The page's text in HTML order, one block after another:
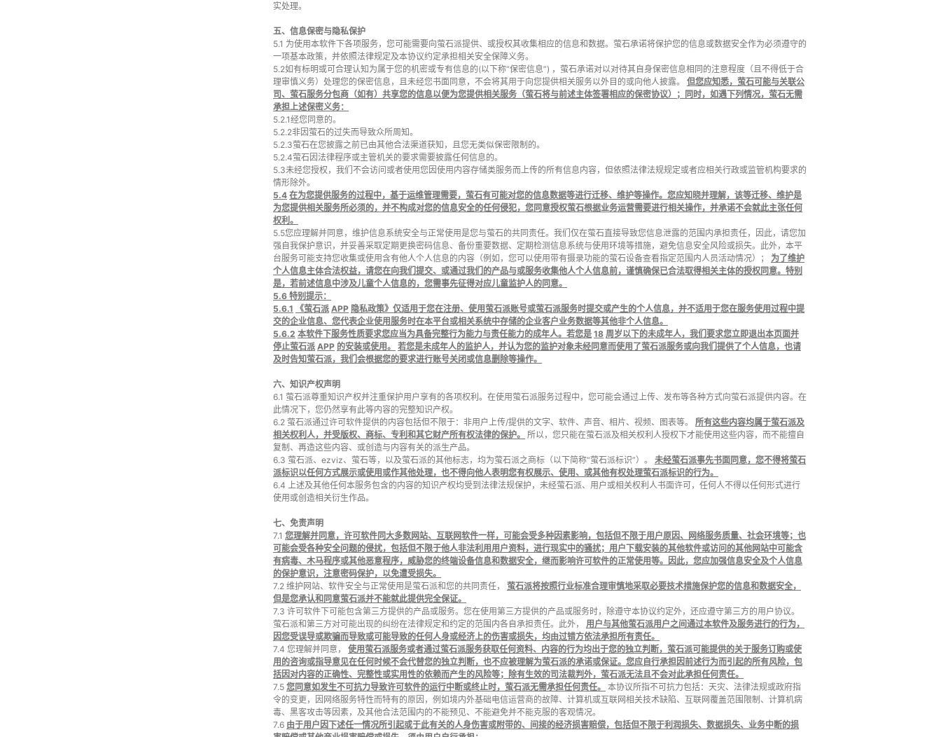
实处理。
五、信息保密与隐私保护
5.1 为使用本软件下各项服务，您可能需要向萤石派提供、或授权其收集相应的信息和数据。萤石承诺将保护您的信息或数据安全作为必须遵守的
一项基本政策，并依照法律规定及本协议约定承担相关安全保障义务。
5.2如有标明或可合理认知为属于您的机密或专有信息的(以下称“保密信息”) ，萤石承诺对以对待其自身保密信息相同的注意程度（且不得低于合
理审慎义务）处理您的保密信息，且未经您书面同意，不会将其用于向您提供相关服务以外目的或向他人披露。 但您应知悉，萤石可能与关联公
司、萤石服务分包商（如有）共享您的信息以便为您提供相关服务（萤石将与前述主体签署相应的保密协议）；同时，如遇下列情况，萤石无需
承担上述保密义务：
5.2.1经您同意的。
5.2.2非因萤石的过失而导致众所周知。
5.2.3萤石在您披露之前已由其他合法渠道获知，且您无类似保密限制的。
5.2.4萤石因法律程序或主管机关的要求需要披露任何信息的。
5.3未经您授权，我们不会访问或者使用您因使用内容存储类服务而上传的所有信息内容，但依照法律法规规定或者应相关行政或监管机构要求的
情形除外。
5.4 在为您提供服务的过程中，基于运维管理需要，萤石有可能对您的信息数据等进行迁移、维护等操作。您应知晓并理解，该等迁移、维护是
为您提供相关服务所必须的，并不构成对您的信息安全的任何侵犯，您同意授权萤石根据业务运营需要进行相关操作，并承诺不会就此主张任何
权利。
5.5您应理解并同意，维护信息系统安全与正常使用是您与萤石的共同责任。我们仅在萤石直接导致您信息泄露的范围内承担责任，因此，请您加
强自我保护意识，并妥善采取定期更换密码信息、备份重要数据、定期检测信息系统与使用环境等措施，避免信息安全风险或损失。此外，本平
台服务可能支持您收集或使用含有他人个人信息的内容（例如，您可以使用带有摄录功能的萤石设备查看指定范围内人员活动情况）； 为了维护
个人信息主体合法权益，请您在向我们提交、或通过我们的产品与或服务收集他人个人信息前，谨慎确保已合法取得相关主体的授权同意。特别
是，若前述信息中涉及儿童个人信息的，您需事先征得对应儿童监护人的同意。
5.6 特别提示：
5.6.1
《萤石派 APP 隐私政策》仅适用于您在注册、使用萤石派账号或萤石派服务时提交或产生的个人信息，并不适用于您在服务使用过程中提
交的企业信息、您代表企业使用服务时在本平台或相关系统中存储的企业客户业务数据等其他非个人信息。
5.6.2 本软件下服务性质要求您应当为具备完整行为能力与责任能力的成年人。若您是 18 周岁以下的未成年人，我们要求您立即退出本页面并
停止萤石派 APP 的安装或使用。
若您是未成年人的监护人，并认为您的监护对象未经同意而使用了萤石派服务或向我们提供了个人信息，也请
及时告知萤石派，我们会根据您的要求进行账号关闭或信息删除等操作。
六、知识产权声明
6.1 萤石派尊重知识产权并注重保护用户享有的各项权利。在使用萤石派服务过程中，您可能会通过上传、发布等各种方式向萤石派提供内容。在
此情况下，您仍然享有此等内容的完整知识产权。
6.2 萤石派通过许可软件提供的内容包括但不限于：非用户上传/提供的文字、软件、声音、相片、视频、图表等。 所有这些内容均属于萤石派及
相关权利人，并受版权、商标、专利和其它财产所有权法律的保护。
所以，您只能在萤石派及相关权利人授权下才能使用这些内容，而不能擅自
复制、再造这些内容、或创造与内容有关的派生产品。
6.3 萤石派、ezviz、萤石等，以及萤石派的其他标志，均为萤石派之商标（以下简称“萤石派标识”）。 未经萤石派事先书面同意，您不得将萤石
派标识以任何方式展示或使用或作其他处理，也不得向他人表明您有权展示、使用、或其他有权处理萤石派标识的行为。
6.4 上述及其他任何本服务包含的内容的知识产权均受到法律法规保护，未经萤石派、用户或相关权利人书面许可，任何人不得以任何形式进行
使用或创造相关衍生作品。
七、免责声明
7.1 您理解并同意，许可软件同大多数网站、互联网软件一样，可能会受多种因素影响，包括但不限于用户原因、网络服务质量、社会环境等；也
可能会受各种安全问题的侵扰，包括但不限于他人非法利用用户资料，进行现实中的骚扰；用户下载安装的其他软件或访问的其他网站中可能含
有病毒、木马程序或其他恶意程序，威胁您的终端设备信息和数据安全，继而影响许可软件的正常使用等。因此，您应加强信息安全及个人信息
的保护意识，注意密码保护，以免遭受损失。
7.2 维护网站、软件安全与正常使用是萤石派和您的共同责任， 萤石派将按照行业标准合理审慎地采取必要技术措施保护您的信息和数据安全，
但是您承认和同意萤石派并不能就此提供完全保证。
7.3 许可软件下可能包含第三方提供的产品或服务。您在使用第三方提供的产品或服务时，除遵守本协议约定外，还应遵守第三方的用户协议。
萤石派和第三方对可能出现的纠纷在法律规定和约定的范围内各自承担责任。此外， 用户与其他萤石派用户之间通过本软件及服务进行的行为，
因您受误导或欺骗而导致或可能导致的任何人身或经济上的伤害或损失，均由过错方依法承担所有责任。
7.4 您理解并同意， 使用萤石派服务或者通过萤石派服务获取任何资料、内容的行为均出于您的独立判断，萤石派可能提供的关于服务订购或使
用的咨询或指导意见在任何时候不会代替您的独立判断，也不应被理解为萤石派的承诺或保证。您应自行承担因前述行为而引起的所有风险，包
括因对内容的正确性、完整性或实用性的依赖而产生的风险等；除有生效的司法裁判外，萤石派无法且不会对此承担任何责任。
7.5 您同意如发生不可抗力导致许可软件的运行中断或终止时，萤石派无需承担任何责任。
本协议所指不可抗力包括：天灾、法律法规或政府指
令的变更，因网络服务特性而特有的原因，例如境内外基础电信运营商的故障、计算机或互联网相关技术缺陷、互联网覆盖范围限制、计算机病
毒、黑客攻击等因素，及其他合法范围内的不能预见、不能避免并不能克服的客观情况。
7.6 由于用户因下述任一情况所引起或于此有关的人身伤害或附带的、间接的经济损害赔偿，包括但不限于利润损失、数据损失、业务中断的损